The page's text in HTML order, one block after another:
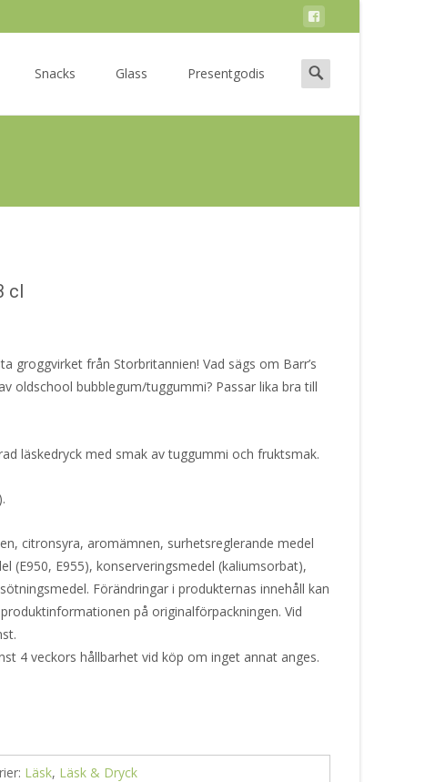
Snacks Glass Presentgodis
Search
for:
cl
groggvirket från Storbritannien! Vad sägs om Barr’s
oldschool bubblegum/tuggummi? Passar lika bra till
läskedryck med smak av tuggummi och fruktsmak.
citronsyra, aromämnen, surhetsreglerande medel
(E950, E955), konserveringsmedel (kaliumsorbat),
Förändringar i produkternas innehåll kan
på originalförpackningen. Vid
4 veckors hållbarhet vid köp om inget annat anges.
Läsk, Läsk & Dryck